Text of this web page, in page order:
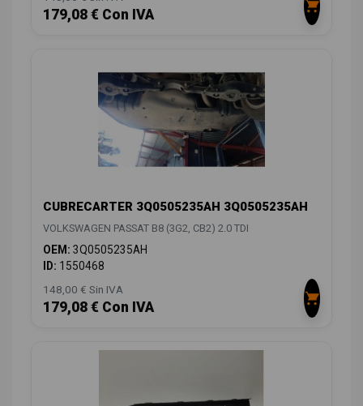
179,08 € Con IVA
CUBRECARTER 3Q0505235AH 3Q0505235AH
VOLKSWAGEN PASSAT B8 (3G2, CB2) 2.0 TDI
OEM: 3Q0505235AH
ID: 1550468
148,00 € Sin IVA
179,08 € Con IVA